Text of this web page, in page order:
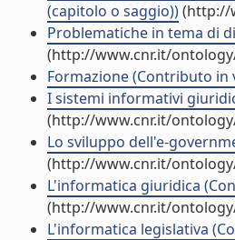
(capitolo o saggio))(http://
Problematiche in tema di
(http://www.cnr.it/
Formazione (Contributo
I sistemi informativi
(http://www.cnr.it/
Lo sviluppo dell'e-
(http://www.cnr.it/
L'informatica giuridica
(http://www.cnr.it/
L'informatica legislativa